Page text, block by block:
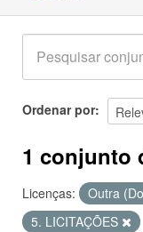
Ordenar por
1 conjunto
Licenças: Outra
5. LICITAÇÕES